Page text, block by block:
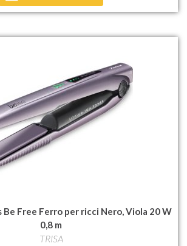
Free Ferro per ricci Nero, Viola 20 W
0,8 m
TRISA